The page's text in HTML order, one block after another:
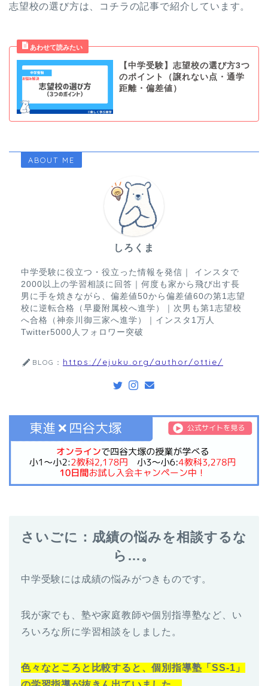
志望校の選び方は、コチラの記事で紹介しています。
【中学受験】志望校の選び方3つ
のポイント（譲れない点・通学
距離・偏差値）
ABOUT ME
しろくま
中学受験に役立つ・役立った情報を発信｜ インスタで
2000以上の学習相談に回答｜何度も家から飛び出す長
男に手を焼きながら、偏差値50から偏差値60の第1志望
校に逆転合格（早慶附属校へ進学）｜次男も第1志望校
へ合格（神奈川御三家へ進学）｜インスタ1万人
Twitter5000人フォロワー突破
BLOG： https://ejuku.org/author/ottie/
さいごに：成績の悩みを相談するな
ら…。
中学受験には成績の悩みがつきものです。
我が家でも、塾や家庭教師や個別指導塾など、い
ろいろな所に学習相談をしました。
色々なところと比較すると、個別指導塾「SS-1」